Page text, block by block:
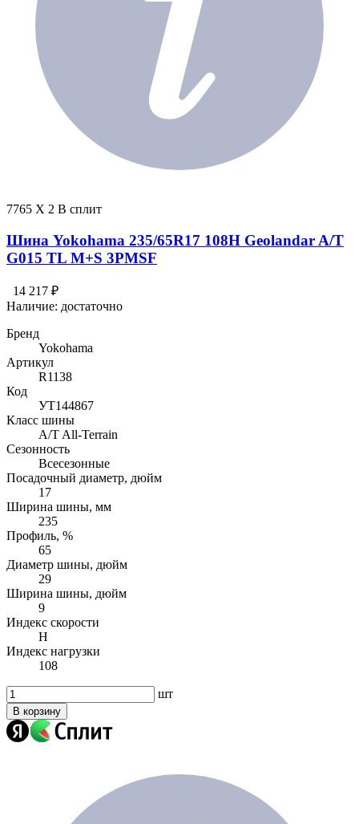
7765 X 2 В сплит
Шина Yokohama 235/65R17 108H Geolandar A/T
G015 TL M+S 3PMSF
14 217 ₽
Наличие: достаточно
Бренд
Yokohama
Артикул
R1138
Код
УТ144867
Класс шины
A/T All-Terrain
Сезонность
Всесезонные
Посадочный диаметр, дюйм
17
Ширина шины, мм
235
Профиль, %
65
Диаметр шины, дюйм
29
Ширина шины, дюйм
9
Индекс скорости
H
Индекс нагрузки
108
шт
В корзину